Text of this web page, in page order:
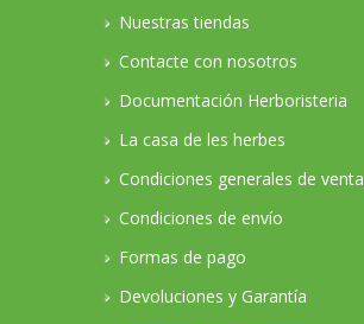
Nuestras tiendas
Contacte con nosotros
Documentación Herboristeria
La casa de les herbes
Condiciones generales de venta
Condiciones de envío
Formas de pago
Devoluciones y Garantía